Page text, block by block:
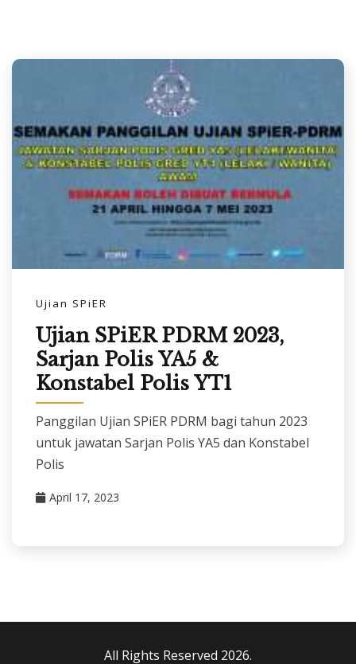
Ujian SPiER
Ujian SPiER PDRM 2023,
Sarjan Polis YA5 &
Konstabel Polis YT1
Panggilan Ujian SPiER PDRM bagi tahun 2023
untuk jawatan Sarjan Polis YA5 dan Konstabel
Polis
April 17, 2023
All Rights Reserved 2026.